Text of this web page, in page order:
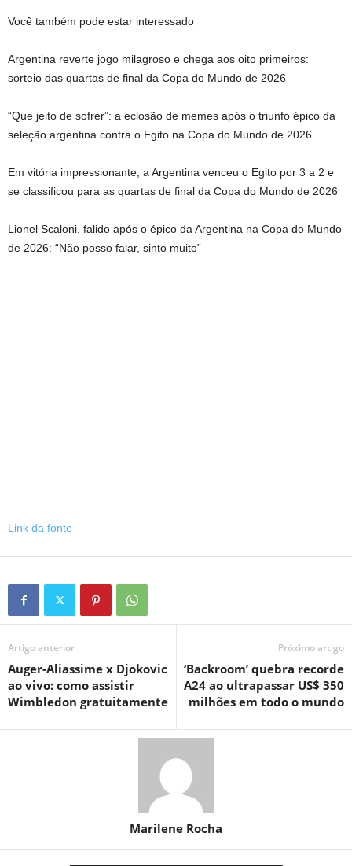
Você também pode estar interessado
Argentina reverte jogo milagroso e chega aos oito primeiros:
sorteio das quartas de final da Copa do Mundo de 2026
“Que jeito de sofrer”: a eclosão de memes após o triunfo épico da
seleção argentina contra o Egito na Copa do Mundo de 2026
Em vitória impressionante, a Argentina venceu o Egito por 3 a 2 e
se classificou para as quartas de final da Copa do Mundo de 2026
Lionel Scaloni, falido após o épico da Argentina na Copa do Mundo
de 2026: “Não posso falar, sinto muito”
Link da fonte
Artigo anterior
Auger-Aliassime x Djokovic
ao vivo: como assistir
Wimbledon gratuitamente
Próximo artigo
‘Backroom’ quebra recorde
A24 ao ultrapassar US$ 350
milhões em todo o mundo
Marilene Rocha